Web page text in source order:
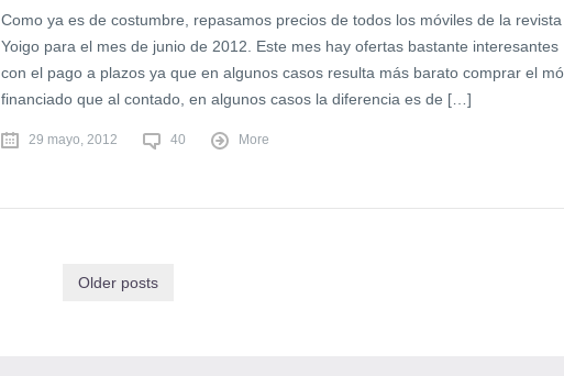
Como ya es de costumbre, repasamos precios de todos los móviles de la revista
Yoigo para el mes de junio de 2012. Este mes hay ofertas bastante interesantes
con el pago a plazos ya que en algunos casos resulta más barato comprar el
financiado que al contado, en algunos casos la diferencia es de […]
29 mayo, 2012 40 More
Older posts